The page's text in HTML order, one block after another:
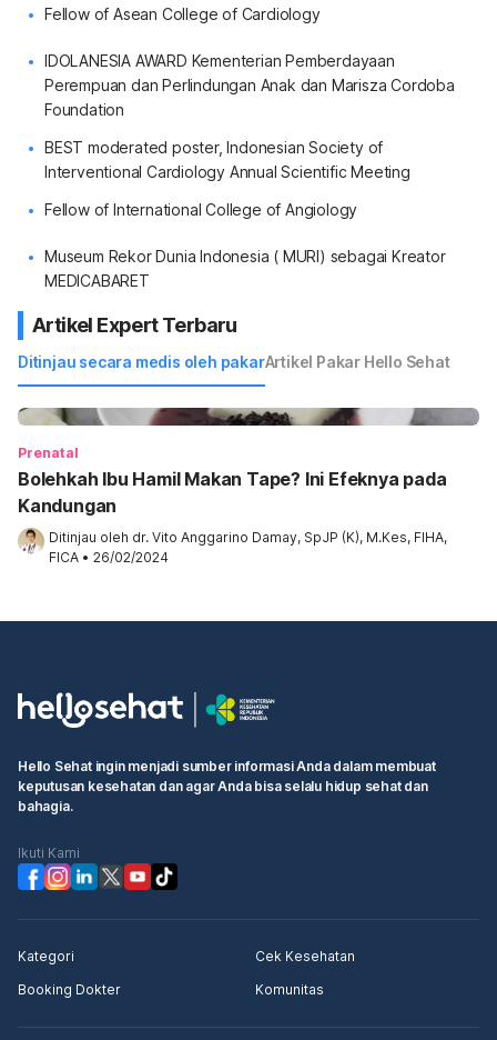
Fellow of Asean College of Cardiology
IDOLANESIA AWARD Kementerian Pemberdayaan
Perempuan dan Perlindungan Anak dan Marisza Cordoba
Foundation
BEST moderated poster, Indonesian Society of
Interventional Cardiology Annual Scientific Meeting
Fellow of International College of Angiology
Museum Rekor Dunia Indonesia ( MURI) sebagai Kreator
MEDICABARET
Artikel Expert Terbaru
Ditinjau secara medis oleh pakarArtikel Pakar Hello Sehat
Prenatal
Bolehkah Ibu Hamil Makan Tape? Ini Efeknya pada
Kandungan
Ditinjau oleh dr. Vito Anggarino Damay, SpJP (K), M.Kes, FIHA,
FICA • 26/02/2024
Hello Sehat ingin menjadi sumber informasi Anda dalam membuat
keputusan kesehatan dan agar Anda bisa selalu hidup sehat dan
bahagia.
Ikuti Kami
Kategori
Cek Kesehatan
Booking Dokter
Komunitas